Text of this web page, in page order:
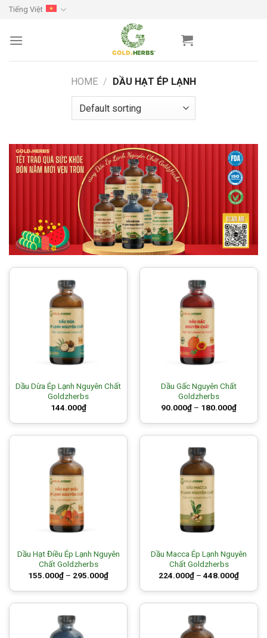
Skip
content
Tiếng Việt
HOME / DẦU HẠT ÉP LẠNH
Dầu Dừa Ép Lạnh Nguyên Chất
Goldzherbs
144.000₫
Dầu Gấc Nguyên Chất
Goldzherbs
90.000₫ – 180.000₫Price
90.000₫
Dầu Hạt Điều Ép Lạnh Nguyên
Chất Goldzherbs
155.000₫ – 295.000₫Price
155.000₫
295.000₫
Dầu Macca Ép Lạnh Nguyên
Chất Goldzherbs
224.000₫ – 448.000₫Price